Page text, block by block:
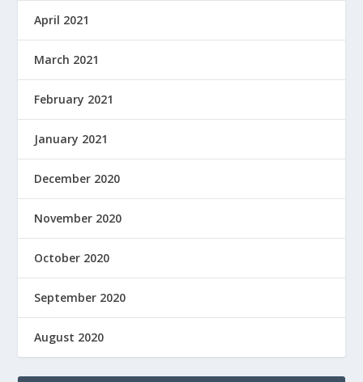
April 2021
March 2021
February 2021
January 2021
December 2020
November 2020
October 2020
September 2020
August 2020